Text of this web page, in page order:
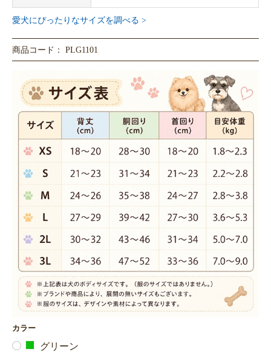
愛犬にぴったりなサイズを調べる >
商品コード： PLG1101
カラー
グリーン